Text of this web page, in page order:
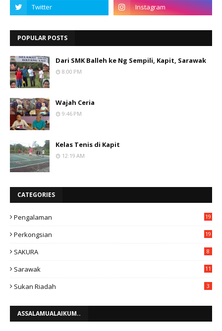
POPULAR POSTS
Dari SMK Balleh ke Ng Sempili, Kapit, Sarawak
8:00 PM
Wajah Ceria
9:46 PM
Kelas Tenis di Kapit
12:19 AM
CATEGORIES
Pengalaman 19
Perkongsian 19
SAKURA 8
Sarawak 11
Sukan Riadah 3
ASSALAMUALAIKUM..